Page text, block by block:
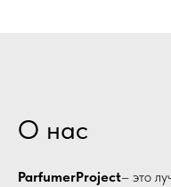
О нас
ParfumerProject– это